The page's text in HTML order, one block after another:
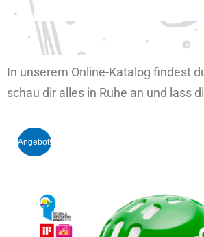
In unserem Online-Katalog findest
schau dir alles in Ruhe an und lass
Angebot!